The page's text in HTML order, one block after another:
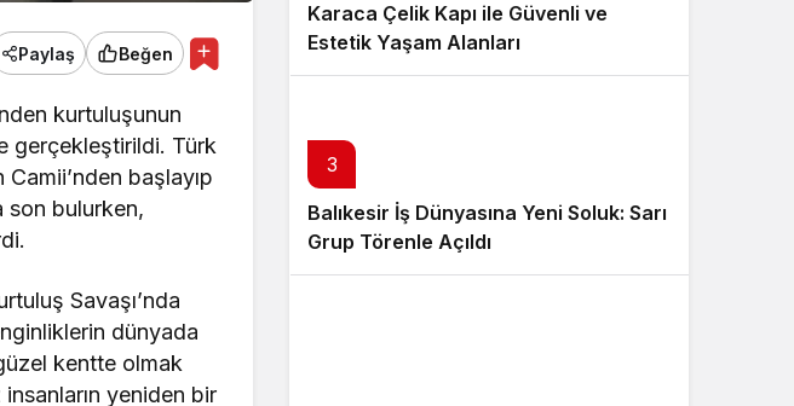
Paylaş Beğen
kurtuluşunun
gerçekleştirildi. Türk
başlayıp
son bulurken,
Savaşı’nda
dünyada
kentte olmak
insanların yeniden bir
Karaca Çelik Kapı ile Güvenli ve
Estetik Yaşam Alanları
3
Balıkesir İş Dünyasına Yeni Soluk: Sarı
Grup Törenle Açıldı